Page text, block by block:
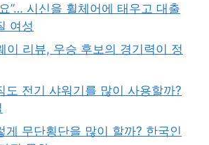
”… 시신을 휠체어에 태우고 대출
여성
이 리뷰, 우승 후보의 경기력이 정
도 전기 샤워기를 많이 사용할까?
게 무단횡단을 많이 할까? 한국인